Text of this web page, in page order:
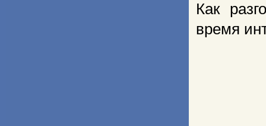
Как
время